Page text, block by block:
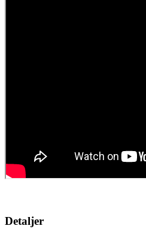
Detaljer